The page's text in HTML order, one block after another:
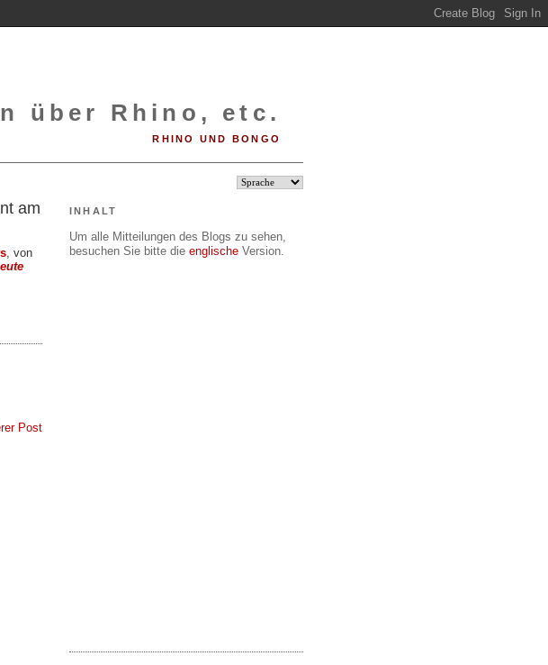
über Rhino, etc.
RHINO UND BONGO
am
, von
Post
INHALT
Um alle Mitteilungen des Blogs zu sehen,
besuchen Sie bitte die englische Version.